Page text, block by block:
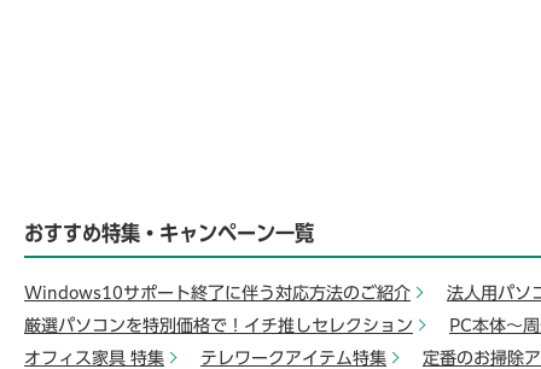
おすすめ特集・キャンペーン一覧
Windows10サポート終了に伴う対応方法のご紹介
法人用パソ
厳選パソコンを特別価格で！イチ推しセレクション
PC本体～
オフィス家具 特集
テレワークアイテム特集
定番のお掃除